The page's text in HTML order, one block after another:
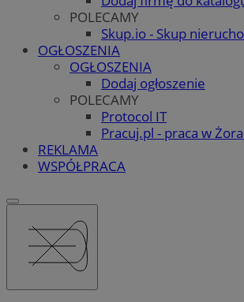
POLECAMY
Skup.io - Skup
OGŁOSZENIA
OGŁOSZENIA
Dodaj ogłoszenie
POLECAMY
Protocol IT
Pracuj.pl - praca w
REKLAMA
WSPÓŁPRACA